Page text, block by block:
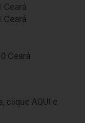
Ceará
Ceará
Ceará
clique AQUI e